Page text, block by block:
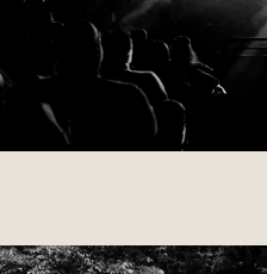
008 MATTHIEU PAVON
DORMEUILL - COMMERCIAL